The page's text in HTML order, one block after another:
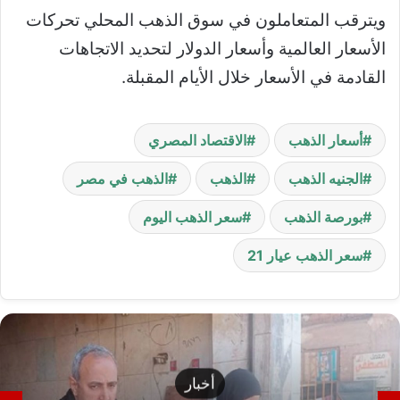
ويترقب المتعاملون في سوق الذهب المحلي تحركات
الأسعار العالمية وأسعار الدولار لتحديد الاتجاهات
القادمة في الأسعار خلال الأيام المقبلة.
أسعار الذهب الاقتصاد المصري
الجنيه الذهب الذهب الذهب في مصر
بورصة الذهب سعر الذهب اليوم
سعر الذهب عيار 21
أخبار